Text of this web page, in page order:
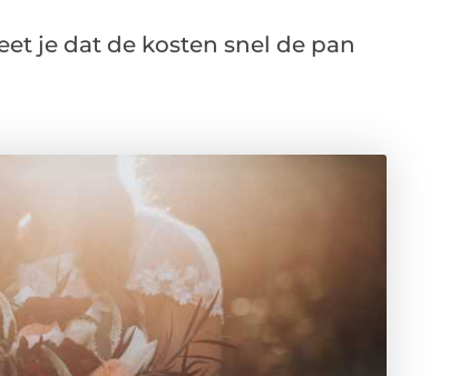
je dat de kosten snel de pan